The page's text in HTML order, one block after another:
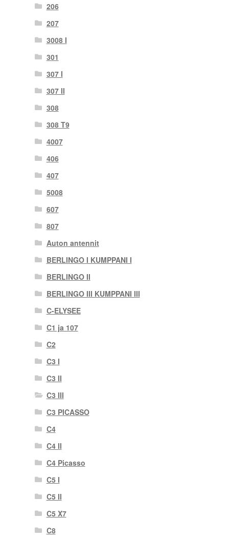
206
207
3008 I
301
307 I
307 II
308
308 T9
4007
406
407
5008
607
807
Auton antennit
BERLINGO I KUMPPANI I
BERLINGO II
BERLINGO III KUMPPANI III
C-ELYSEE
C1 ja 107
C2
C3 I
C3 II
C3 III
C3 PICASSO
C4
C4 II
C4 Picasso
C5 I
C5 II
C5 X7
C8